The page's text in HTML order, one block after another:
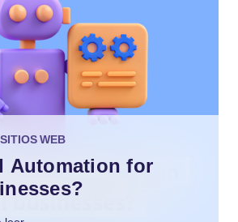
WEB
Automation for